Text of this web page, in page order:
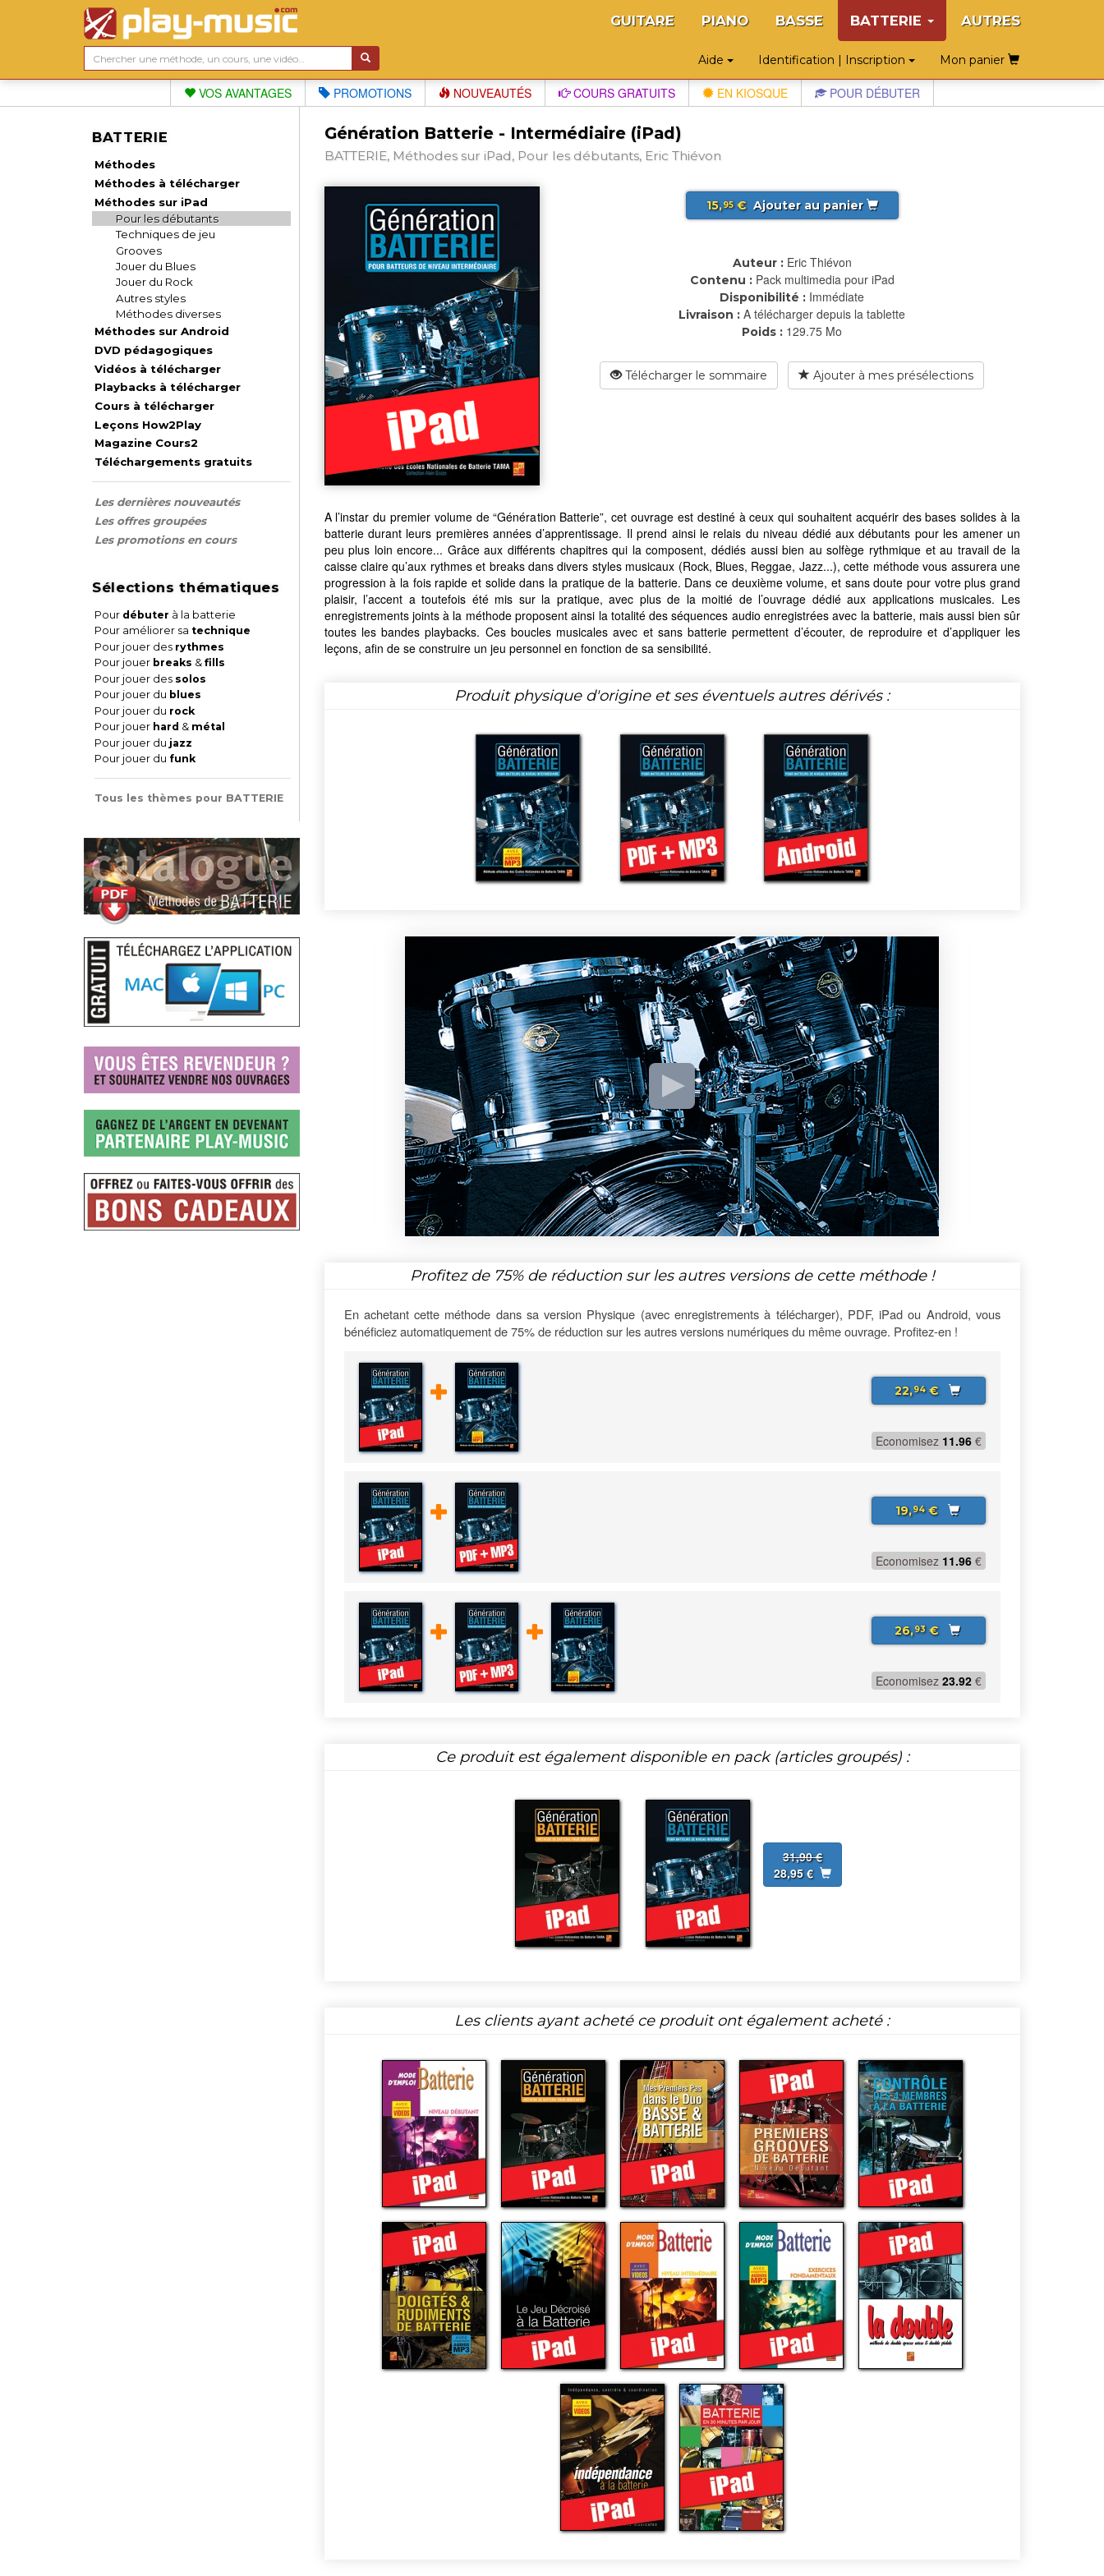
GUITARE PIANO BASSE BATTERIE AUTRES
Aide Identification | Inscription Mon panier
VOS AVANTAGES PROMOTIONS NOUVEAUTÉS COURS GRATUITS EN KIOSQUE POUR DÉBUTER
BATTERIE
Méthodes
Méthodes à télécharger
Méthodes sur iPad
Pour les débutants
Techniques de jeu
Grooves
Jouer du Blues
Jouer du Rock
Autres styles
Méthodes diverses
Méthodes sur Android
DVD pédagogiques
Vidéos à télécharger
Playbacks à télécharger
Cours à télécharger
Leçons How2Play
Magazine Cours2
Téléchargements gratuits
Les dernières nouveautés
Les offres groupées
Les promotions en cours
Sélections thématiques
Pour débuter à la batterie
Pour améliorer sa technique
Pour jouer des rythmes
Pour jouer breaks & fills
Pour jouer des solos
Pour jouer du blues
Pour jouer du rock
Pour jouer hard & métal
Pour jouer du jazz
Pour jouer du funk
Tous les thèmes pour BATTERIE
Génération Batterie - Intermédiaire (iPad)
BATTERIE, Méthodes sur iPad, Pour les débutants, Eric Thiévon
15,95€ Ajouter au panier
Auteur : Eric Thiévon
Contenu : Pack multimedia pour iPad
Disponibilité : Immédiate
Livraison : A télécharger depuis la tablette
Poids : 129.75 Mo
Télécharger le sommaire Ajouter à mes présélections
A l’instar du premier volume de “Génération Batterie”, cet ouvrage est destiné à ceux qui souhaitent acquérir des bases solides à la
batterie durant leurs premières années d’apprentissage. Il prend ainsi le relais du niveau dédié aux débutants pour les amener un
peu plus loin encore... Grâce aux différents chapitres qui la composent, dédiés aussi bien au solfège rythmique et au travail de la
caisse claire qu’aux rythmes et breaks dans divers styles musicaux (Rock, Blues, Reggae, Jazz...), cette méthode vous assurera une
progression à la fois rapide et solide dans la pratique de la batterie. Dans ce deuxième volume, et sans doute pour votre plus grand
plaisir, l’accent a toutefois été mis sur la pratique, avec plus de la moitié de l’ouvrage dédié aux applications musicales. Les
enregistrements joints à la méthode proposent ainsi la totalité des séquences audio enregistrées avec la batterie, mais aussi bien sûr
toutes les bandes playbacks. Ces boucles musicales avec et sans batterie permettent d’écouter, de reproduire et d’appliquer les
leçons, afin de se construire un jeu personnel en fonction de sa sensibilité.
Produit physique d'origine et ses éventuels autres dérivés :
Profitez de 75%de réduction sur les autres versions de cette méthode !
En achetant cette méthode dans sa version Physique (avec enregistrements à télécharger), PDF, iPad ou Android, vous
bénéficiez automatiquement de 75% de réduction sur les autres versions numériques du même ouvrage. Profitez-en !
22,94€
Economisez 11.96 €
19,94€
Economisez 11.96 €
26,93€
Economisez 23.92 €
Ce produit est également disponible en pack (articles groupés) :
31,90 €
28,95 €
Les clients ayant acheté ce produit ont également acheté :